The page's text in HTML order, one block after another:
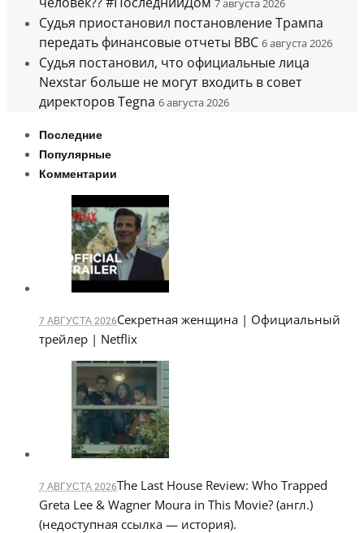
Судья приостановил постановление Трампа
передать финансовые отчеты BBC 6 августа 2026
Судья постановил, что официальные лица
Nexstar больше не могут входить в совет
директоров Tegna 6 августа 2026
Последние
Популярные
Комментарии
7 АВГУСТА 2026Секретная женщина | Официальный
трейлер | Netflix
7 АВГУСТА 2026The Last House Review: Who Trapped
Greta Lee & Wagner Moura in This Movie? (англ.)
(недоступная ссылка — история).